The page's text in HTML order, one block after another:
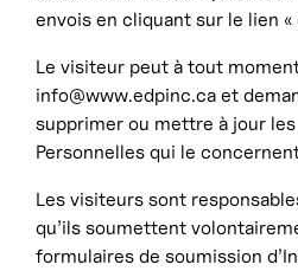
envois en cliquant sur le lien «
Le visiteur peut à tout
info@www.edpinc.ca et
supprimer ou mettre à jour
Personnelles qui le
Les visiteurs sont
qu’ils soumettent
formulaires de soumission